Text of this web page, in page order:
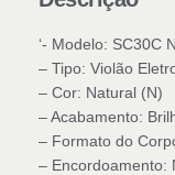
‘- Modelo: SC30C N
– Tipo: Violão
– Cor: Natural (N)
– Acabamento:
– Formato do
– Encordoamento: